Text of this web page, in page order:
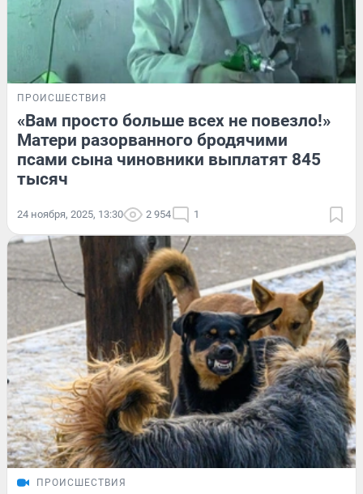
ПРОИСШЕСТВИЯ
«Вам просто больше всех не повезло!»
Матери разорванного бродячими
псами сына чиновники выплатят 845
тысяч
24 ноября, 2025, 13:30 2 954 1
ПРОИСШЕСТВИЯ